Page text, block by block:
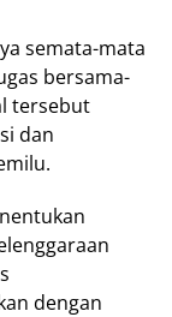
semata-mata
bersama-
tersebut
dan
dengan